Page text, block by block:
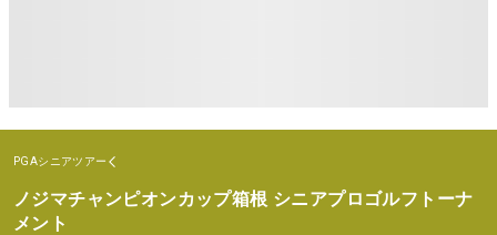
PGAシニアツアー
ノジマチャンピオンカップ箱根 シニアプロゴルフトーナ
メント